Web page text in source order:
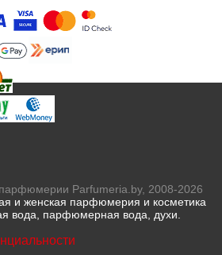
Parfumeria.by, 2008-2026
и женская парфюмерия и косметика
вода, парфюмерная вода, духи.